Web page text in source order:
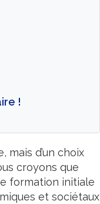
!
d’un choix
croyons que
formation initiale
et sociétaux